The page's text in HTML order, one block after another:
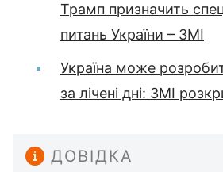
Трамп призначить
питань України – ЗМІ
Україна може
за лічені дні: ЗМІ
ДОВІДКА